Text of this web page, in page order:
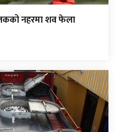
नहरमा शव फेला